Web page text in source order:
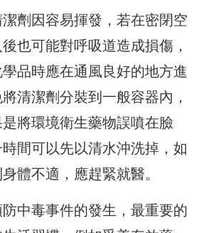
劑因容易揮發，若在密閉空
也可能對呼吸道造成損傷，
品時應在通風良好的地方進
清潔劑分裝到一般容器內，
將環境衛生藥物誤噴在臉
時間可以先以清水沖洗掉，如
體不適，應趕緊就醫。
中毒事件的發生，最重要的